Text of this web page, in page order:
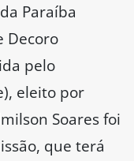
Paraíba
Decoro
pelo
eleito por
Soares foi
que terá